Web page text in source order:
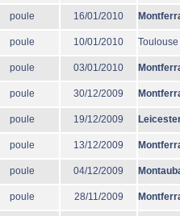
poule 16/01/2010
poule 10/01/2010 Toulouse
poule 03/01/2010
poule 30/12/2009
poule 19/12/2009
poule 13/12/2009
poule 04/12/2009
poule 28/11/2009